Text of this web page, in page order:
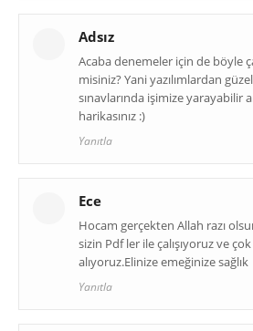
Adsız
Acaba denemeler için de böyle
misiniz? Yani yazılımlardan
sınavlarında işimize yarayabilir
harikasınız :)
Yanıtla
Ece
Hocam gerçekten Allah razı
sizin Pdf ler ile çalışıyoruz ve
alıyoruz.Elinize emeğinize sağlık
Yanıtla